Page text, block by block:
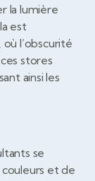
la lumière
est
l’obscurité
stores
ainsi les
se
et de